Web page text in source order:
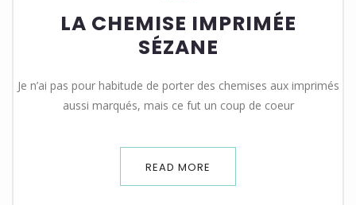
LA CHEMISE IMPRIMÉE
SÉZANE
Je n’ai pas pour habitude de porter des chemises aux imprimés
aussi marqués, mais ce fut un coup de coeur
READ MORE